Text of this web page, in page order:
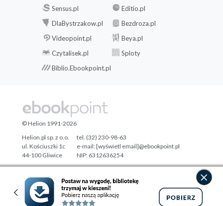
Sensus.pl
Editio.pl
DlaBystrzakow.pl
Bezdroza.pl
Videopoint.pl
Beya.pl
Czytalisek.pl
Sploty
Biblio.Ebookpoint.pl
Designed with ♥ byTonik.pl
© Helion 1991-2026
Helion.pl sp. z o.o.
ul. Kościuszki 1c
44-100 Gliwice
tel. (32) 230-98-63
e-mail:[wyświetl email]@ebookpoint.pl
NIP: 6312636254
Regon: 241989027